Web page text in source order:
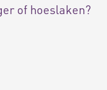
of hoeslaken?